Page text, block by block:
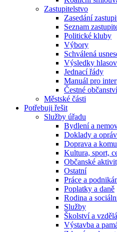
Zastupitelstvo
Zasedání
Seznam
Politické kluby
Výbory
Schválená
Výsledky
Jednací řády
Manuál pro
Čestné
Městské části
Potřebuji řešit
Služby úřadu
Bydlení a
Doklady a
Doprava a
Kultura, sport,
Občanské
Ostatní
Práce a
Poplatky a daně
Rodina a
Služby
Školství a
Výstavba a